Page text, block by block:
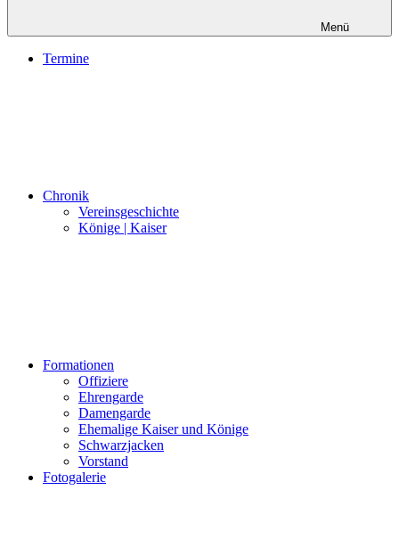
Menü
Termine
Chronik
Vereinsgeschichte
Könige | Kaiser
Formationen
Offiziere
Ehrengarde
Damengarde
Ehemalige Kaiser und Könige
Schwarzjacken
Vorstand
Fotogalerie